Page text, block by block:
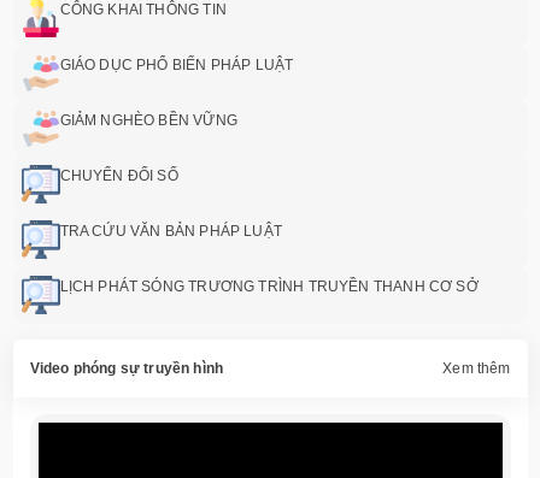
CÔNG KHAI THÔNG TIN
GIÁO DỤC PHỔ BIẾN PHÁP LUẬT
GIẢM NGHÈO BỀN VỮNG
CHUYỂN ĐỔI SỐ
TRA CỨU VĂN BẢN PHÁP LUẬT
LỊCH PHÁT SÓNG TRƯƠNG TRÌNH TRUYỀN THANH CƠ SỞ
Video phóng sự truyền hình Xem thêm